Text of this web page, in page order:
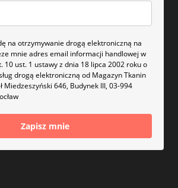
na otrzymywanie drogą elektroniczną na
mnie adres email informacji handlowej w
10 ust. 1 ustawy z dnia 18 lipca 2002 roku o
drogą elektroniczną od Magazyn Tkanin
Miedzeszyński 646, Budynek III, 03-994
Zapisz mnie